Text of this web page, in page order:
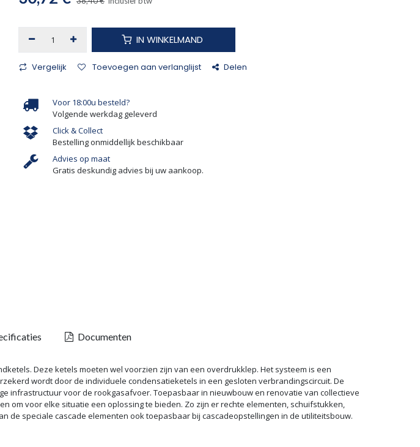
IN WINKELMAND
Vergelijk Toevoegen aan verlanglijst Delen
Voor 18:00u besteld?
Volgende werkdag geleverd
Click & Collect
Bestelling onmiddellijk beschikbaar
Advies op maat
Gratis deskundig advies bij uw aankoop.
Documenten
Deze ketels moeten wel voorzien zijn van een overdrukklep. Het systeem is een
wordt door de individuele condensatieketels in een gesloten verbrandingscircuit. De
infrastructuur voor de rookgasafvoer. Toepasbaar in nieuwbouw en renovatie van collectieve
voor elke situatie een oplossing te bieden. Zo zijn er rechte elementen, schuifstukken,
speciale cascade elementen ook toepasbaar bij cascadeopstellingen in de utiliteitsbouw.